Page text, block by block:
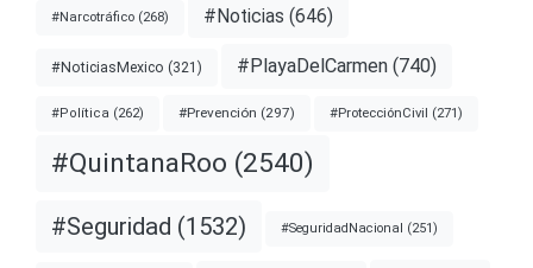
#Narcotráfico (268) #Noticias (646)
#NoticiasMexico (321) #PlayaDelCarmen (740)
#Política (262) #Prevención (297) #ProtecciónCivil (271)
#QuintanaRoo (2540)
#Seguridad (1532) #SeguridadNacional (251)